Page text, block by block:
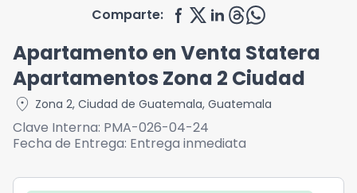
Comparte:
Apartamento en Venta Statera
Apartamentos Zona 2 Ciudad
location_on Zona 2, Ciudad de Guatemala, Guatemala
Clave Interna: PMA-026-04-24
Fecha de Entrega: Entrega inmediata